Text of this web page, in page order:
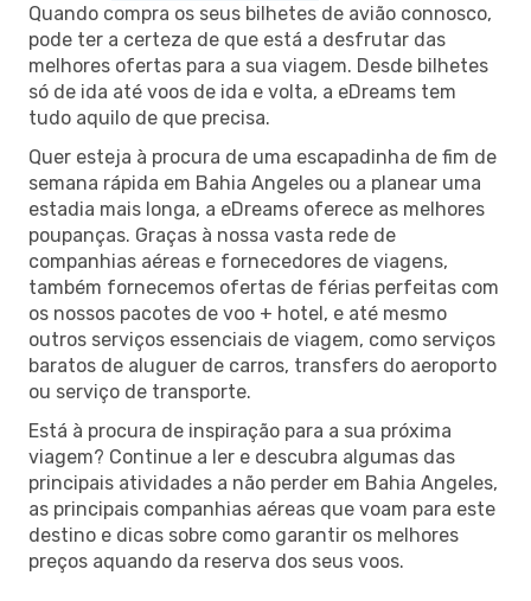
Quando compra os seus bilhetes de avião connosco,
pode ter a certeza de que está a desfrutar das
melhores ofertas para a sua viagem. Desde bilhetes
só de ida até voos de ida e volta, a eDreams tem
tudo aquilo de que precisa.
Quer esteja à procura de uma escapadinha de fim de
semana rápida em Bahia Angeles ou a planear uma
estadia mais longa, a eDreams oferece as melhores
poupanças. Graças à nossa vasta rede de
companhias aéreas e fornecedores de viagens,
também fornecemos ofertas de férias perfeitas com
os nossos pacotes de voo + hotel, e até mesmo
outros serviços essenciais de viagem, como serviços
baratos de aluguer de carros, transfers do aeroporto
ou serviço de transporte.
Está à procura de inspiração para a sua próxima
viagem? Continue a ler e descubra algumas das
principais atividades a não perder em Bahia Angeles,
as principais companhias aéreas que voam para este
destino e dicas sobre como garantir os melhores
preços aquando da reserva dos seus voos.